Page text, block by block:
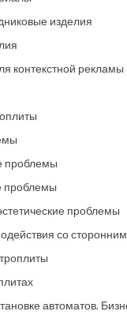
изделия
контекстной
проблемы
проблемы
проблемы
со
автоматов.